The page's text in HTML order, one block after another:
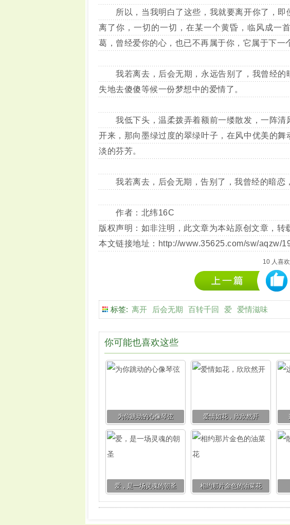
所以，当我明白了这些，我就要离开你了，即
离了你，一切的一切，在某一个黄昏，临风成一
葛，曾经爱你的心，也已不再属于你，它属于下一
我若离去，后会无期，永远告别了，我曾经的
失地去傻傻等候一份梦想中的爱情了。
我低下头，温柔拨弄着额前一缕散发，一阵清
开来，那向墨绿过度的翠绿叶子，在风中优美的
淡的芬芳。
我若离去，后会无期，告别了，我曾经的暗恋
作者：北纬16C
版权声明：如非注明，此文章为本站原创文章，转
本文链接地址： http://www.35625.com/sw/aqzw/
10人喜欢
标签: 离开 后会无期 百转千回 爱 爱情滋味
你可能也喜欢这些
为你跳动的心像琴弦 爱情如花，欣欣然开
爱，是一场灵魂的朝圣 相约那片金色的油菜花